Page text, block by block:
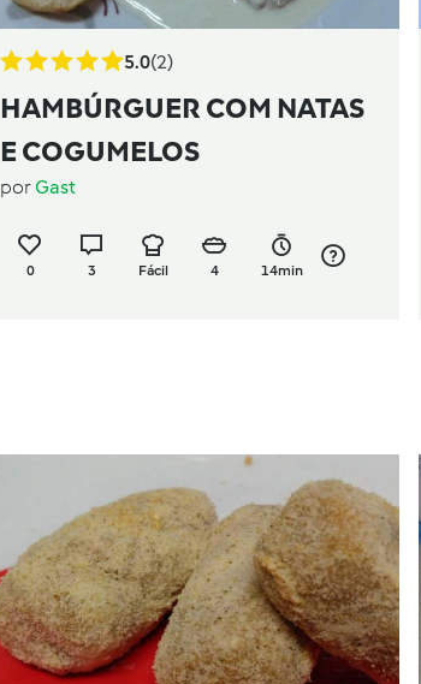
5.0(2)
HAMBÚRGUER COM NATAS
E COGUMELOS
porGast
0 3 Fácil 4 14min